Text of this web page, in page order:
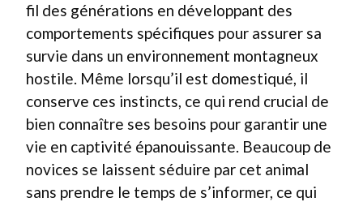
fil des générations en développant des
comportements spécifiques pour assurer sa
survie dans un environnement montagneux
hostile. Même lorsqu’il est domestiqué, il
conserve ces instincts, ce qui rend crucial de
bien connaître ses besoins pour garantir une
vie en captivité épanouissante. Beaucoup de
novices se laissent séduire par cet animal
sans prendre le temps de s’informer, ce qui